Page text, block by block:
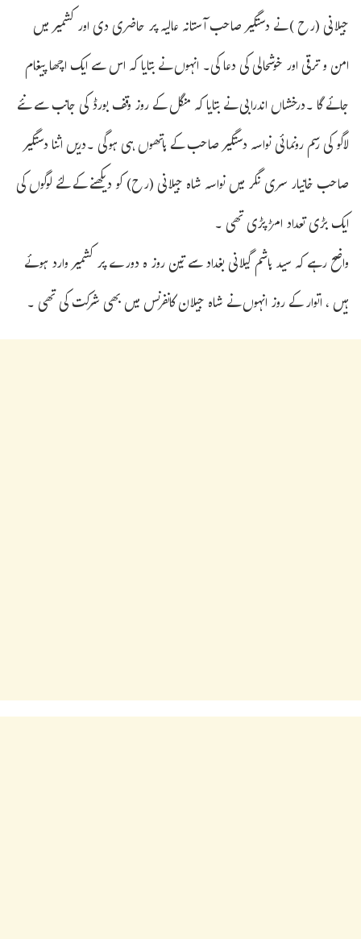
جیلانی (رح ) نے دستگیر صاحب آستانہ عالیہ پر حاضری دی اور کشمیر میں
امن و ترقی اور خوشحالی کی دعا کی۔ انہوں نے بتایا کہ اس سے ایک اچھا پیغام
جائے گا ۔درخشاں اندرابی نے بتایا کہ منگل کے روز وقف بورڈ کی جانب سے نئے
لاگو کی رسم رونمائی نواسہ دستگیر صاحب کے ہاتھوں ہی ہوگی ۔دریں اثنا دستگیر
صاحب خانیار سری نگر میں نواسہ شاہ جیلانی (رح) کو دیکھنے کے لئے لوگوں کی
ایک بڑی تعداد امڑ پڑی تھی ۔
واضح رہے کہ سید ہاشم گیلانی بغداد سے تین روز ہ دورے پر کشمیر وارد ہوئے
ہیں ، اتوار کے روز انہوں نے شاہ جیلان کانفرنس میں بھی شرکت کی تھی ۔